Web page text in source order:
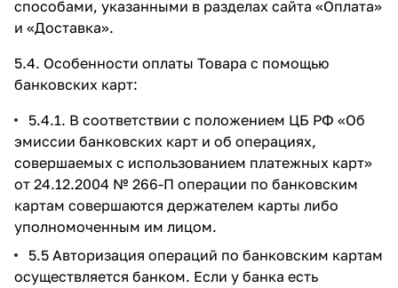
способами, указанными в разделах сайта «Оплата»
и «Доставка».
5.4. Особенности оплаты Товара с помощью
банковских карт:
5.4.1. В соответствии с положением ЦБ РФ «Об
эмиссии банковских карт и об операциях,
совершаемых с использованием платежных карт»
от 24.12.2004 № 266-П операции по банковским
картам совершаются держателем карты либо
уполномоченным им лицом.
5.5 Авторизация операций по банковским картам
осуществляется банком. Если у банка есть